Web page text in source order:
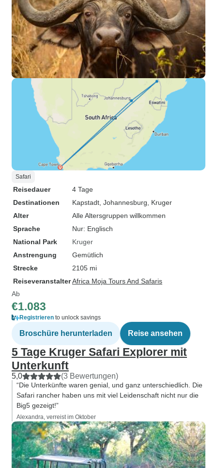
Safari
Reisedauer
4 Tage
Destinationen
Kapstadt , Johannesburg , Kruger
Alter
Alle Altersgruppen willkommen
Sprache
Nur: Englisch
National Park
Kruger
Anstrengung
Gemütlich
Strecke
2105 mi
ReiseveranstalterAfrica Moja Tours And Safaris
Ab
€1.083
Registrieren to unlock savings
Broschüre herunterladen Reise ansehen
5 Tage Kruger Safari Explorer mit
Unterkunft
5,0 (3 Bewertungen)
“Die Unterkünfte waren genial, und ganz unterschiedlich. Die
Safari rancher haben uns mit viel Leidenschaft nicht nur die
Big5 gezeigt!”
Alexandra, verreist im Oktober